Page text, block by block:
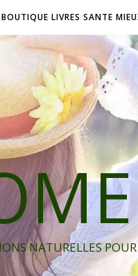
BOUTIQUE LIVRES SANTE
NATURELLES